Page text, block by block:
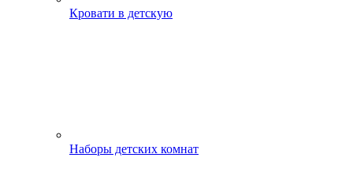
Кровати в детскую
Наборы детских комнат